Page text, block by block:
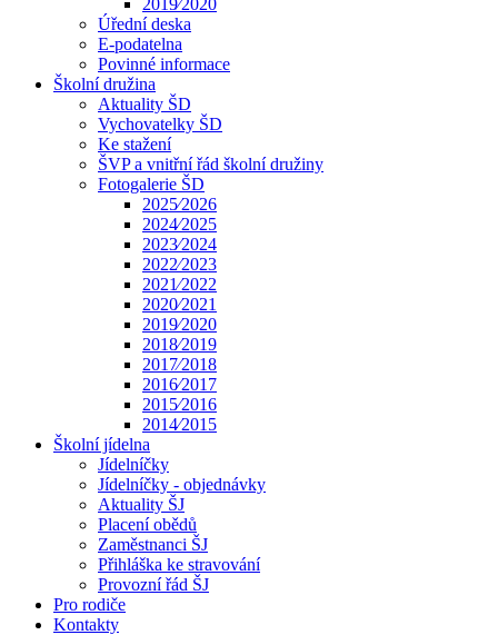
2019⁄2020
Úřední deska
E-podatelna
Povinné informace
Školní družina
Aktuality ŠD
Vychovatelky ŠD
Ke stažení
ŠVP a vnitřní řád školní družiny
Fotogalerie ŠD
2025⁄2026
2024⁄2025
2023⁄2024
2022⁄2023
2021⁄2022
2020⁄2021
2019⁄2020
2018⁄2019
2017⁄2018
2016⁄2017
2015⁄2016
2014⁄2015
Školní jídelna
Jídelníčky
Jídelníčky - objednávky
Aktuality ŠJ
Placení obědů
Zaměstnanci ŠJ
Přihláška ke stravování
Provozní řád ŠJ
Pro rodiče
Kontakty